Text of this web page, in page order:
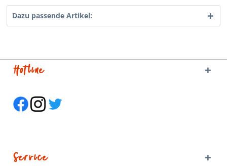
Dazu passende Artikel:
Hotline
Service